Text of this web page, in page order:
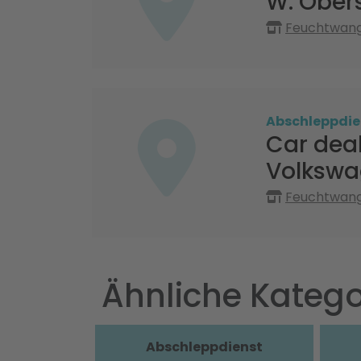
Car
Ähnliche
Abschleppdienst